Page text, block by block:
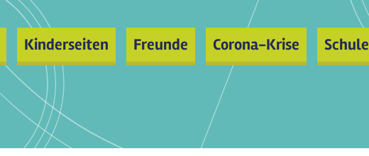
Kinderseiten Freunde Corona-Krise Schule